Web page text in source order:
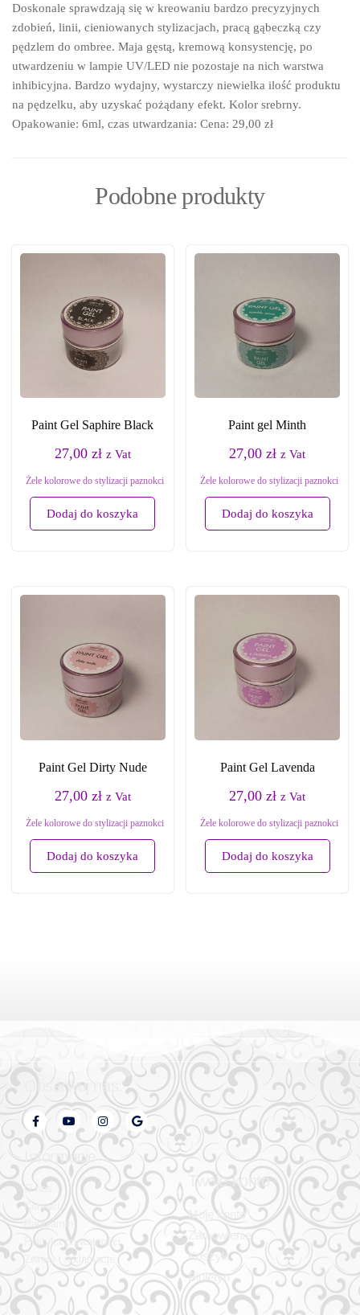
Doskonale sprawdzają się w kreowaniu bardzo precyzyjnych
zdobień, linii, cieniowanych stylizacjach, pracą gąbeczką czy
pędzlem do ombree. Maja gęstą, kremową konsystencję, po
utwardzeniu w lampie UV/LED nie pozostaje na nich warstwa
inhibicyjna. Bardzo wydajny, wystarczy niewielka ilość produktu
na pędzelku, aby uzyskać pożądany efekt. Kolor srebrny.
Opakowanie: 6ml, czas utwardzania: Cena: 29,00 zł
Podobne produkty
Paint Gel Saphire Black
27,00 zł z Vat
Żele kolorowe do stylizacji paznokci
Dodaj do koszyka
Paint gel Minth
27,00zł z Vat
Żele kolorowe do stylizacji paznokci
Dodaj do koszyka
Paint Gel Dirty Nude
27,00 zł z Vat
Żele kolorowe do stylizacji paznokci
Dodaj do koszyka
Paint Gel Lavenda
27,00zł z Vat
Żele kolorowe do stylizacji paznokci
Dodaj do koszyka
Obserwuj nas:
Informacje
O nas
Kontakt
Regulamin
Polityka prywatności
Zwroty i reklamacje
Twoje konto
Moje konto
Zamówienie
Koszyk
Biuletyn